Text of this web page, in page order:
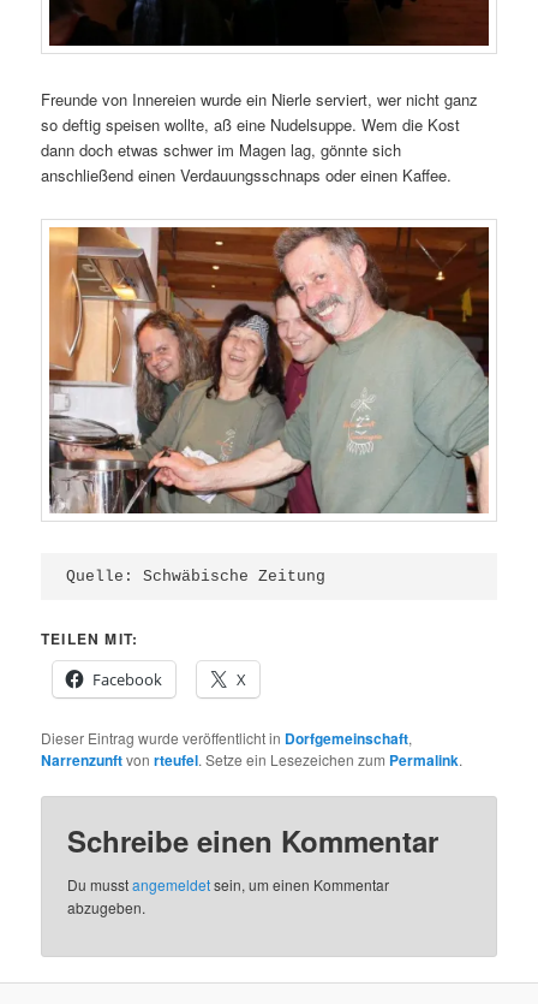
Freunde von Innereien wurde ein Nierle serviert, wer nicht ganz
so deftig speisen wollte, aß eine Nudelsuppe. Wem die Kost
dann doch etwas schwer im Magen lag, gönnte sich
anschließend einen Verdauungsschnaps oder einen Kaffee.
Quelle: Schwäbische Zeitung
TEILEN MIT:
Facebook
X
Dieser Eintrag wurde veröffentlicht in Dorfgemeinschaft,
Narrenzunftvonrteufel. Setze ein Lesezeichen zum Permalink.
Schreibe einen Kommentar
Du musstangemeldetsein, um einen Kommentar
abzugeben.